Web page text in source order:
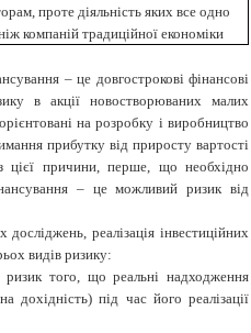
проте діяльність яких все одно
компаній традиційної економіки
– це довгострокові фінансові
в акції новостворюваних малих
на розробку і виробництво
прибутку від приросту вартості
причини, перше, що необхідно
– це можливий ризик від
реалізація інвестиційних
видів ризику:
того, що реальні надходження
під час його реалізації